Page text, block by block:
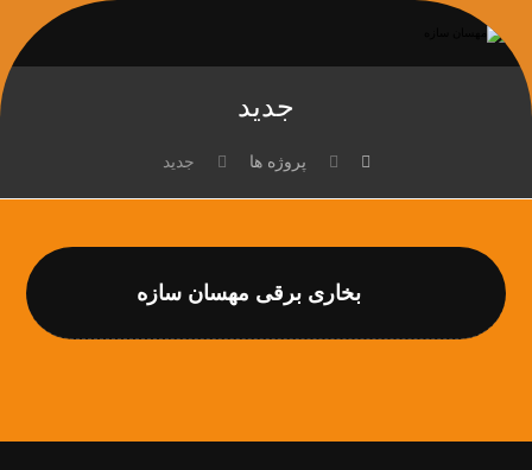
جدید
پروژه ها جدید
بخاری برقی مهسان سازه